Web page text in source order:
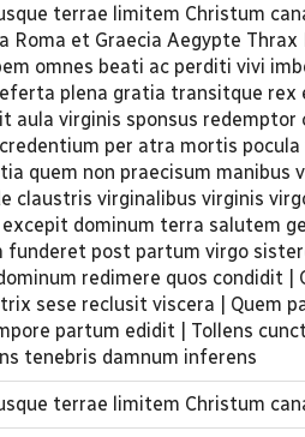
terrae limitem Christum
Roma et Graecia Aegypte Thrax
omnes beati ac perditi vivi
plena gratia transitque rex
aula virginis sponsus
per atra mortis
quem non praecisum
claustris virginalibus virginis
dominum terra salutem
funderet post partum virgo
redimere quos condidit
sese reclusit viscera | Quem
partum edidit | Tollens
tenebris damnum inferens
terrae limitem Christum